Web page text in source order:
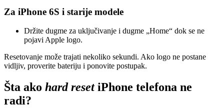
Za iPhone 6S i starije modele
Držite dugme za uključivanje i dugme „Home“ dok se ne
pojavi Apple logo.
Resetovanje može trajati nekoliko sekundi. Ako logo ne postane
vidljiv, proverite bateriju i ponovite postupak.
Šta ako hard resetiPhone telefona ne
radi?